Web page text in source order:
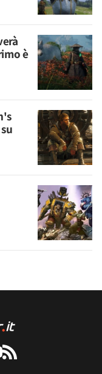
è